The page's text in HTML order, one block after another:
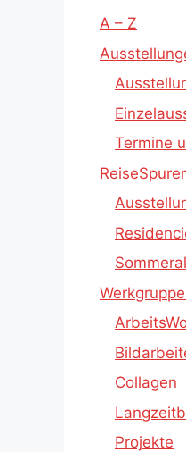
A – Z
Termine
Collagen
Projekte